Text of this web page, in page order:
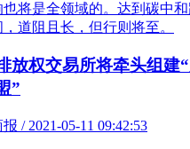
也将是全领域的。达到碳中
道阻且长，但行则将至。
放权交易所将牵头组建
”
/ 2021-05-11 09:42:53